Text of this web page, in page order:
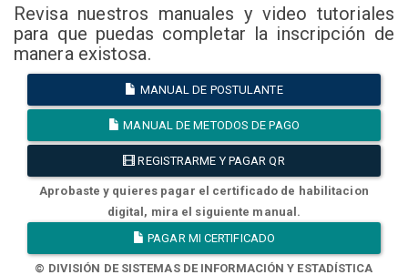
Revisa nuestros manuales y video tutoriales
para que puedas completar la inscripción de
manera existosa.
MANUAL DE POSTULANTE
MANUAL DE METODOS DE PAGO
REGISTRARME Y PAGAR QR
Aprobaste y quieres pagar el certificado de habilitacion
digital, mira el siguiente manual.
PAGAR MI CERTIFICADO
© DIVISIÓN DE SISTEMAS DE INFORMACIÓN Y ESTADÍSTICA